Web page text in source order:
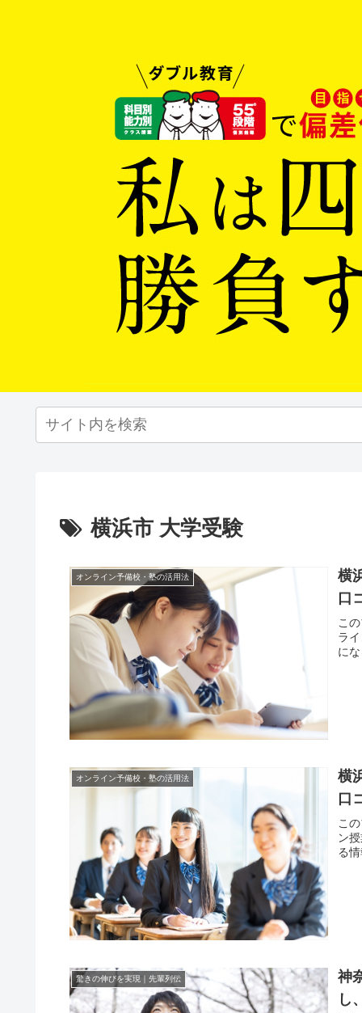
横浜市 大学受験
オンライン予備校・塾の活用法
横
口
こ
ラ
に
オンライン予備校・塾の活用法
横
口
こ
ン
る
驚きの伸びを実現｜先輩列伝
神
し